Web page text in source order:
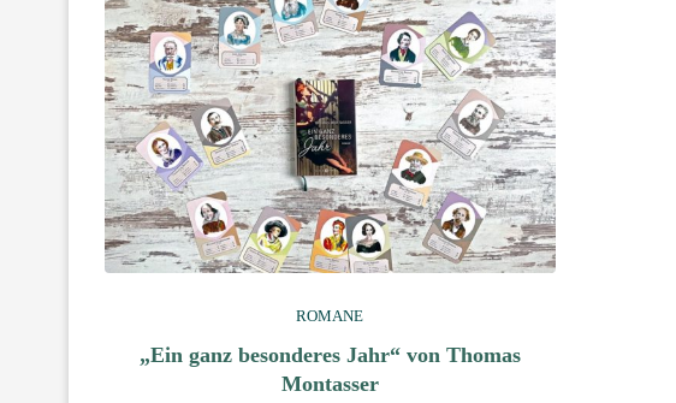
ROMANE
„Ein ganz besonderes Jahr“ von Thomas
Montasser